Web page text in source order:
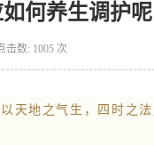
何养生调护呢
击数: 1005次
天地之气生，四时之